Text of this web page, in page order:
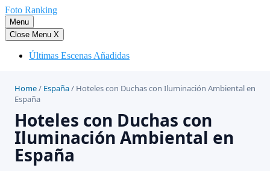
Saltar
al
contenido
Foto Ranking
Menu
Close Menu X
Últimas Escenas Añadidas
Home/ España/ Hoteles con Duchas con Iluminación Ambiental en
España
Hoteles con Duchas con
Iluminación Ambiental en
España